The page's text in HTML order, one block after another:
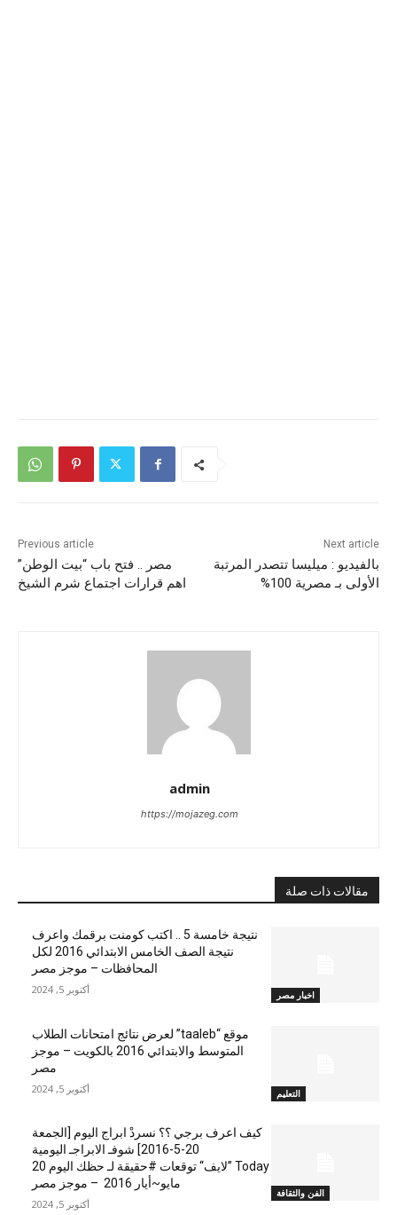
Previous article
مصر .. فتح باب “بيت الوطن”
اهم قرارات اجتماع شرم الشيخ
Next article
بالفيديو : ميليسا تتصدر المرتبة
الأولى بـ مصرية 100%
admin
https://mojazeg.com
مقالات ذات صلة
اخبار مصر
نتيجة خامسة 5 .. اكتب كومنت برقمك واعرف
نتيجة الصف الخامس الابتدائي 2016 لكل
المحافظات – موجز مصر
أكتوبر 5, 2024
التعليم
موقع “taaleb” لعرض نتائج امتحانات الطلاب
المتوسط والابتدائي 2016 بالكويت – موجز
مصر
أكتوبر 5, 2024
الفن والثقافة
كيف اعرف برجي ؟؟ نسردْ ابراج اليوم [الجمعة
20-5-2016] شوفـ الابراجـ اليومية
Today ”لايف“ توقعات #حقيقة لـ حظك اليوم 20
مايو~أيار 2016 – موجز مصر
أكتوبر 5, 2024